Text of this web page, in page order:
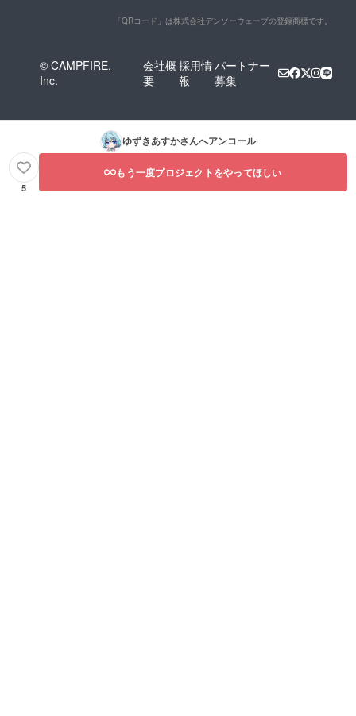
「QRコード」は株式会社デンソーウェーブの登録商標です。
© CAMPFIRE,
Inc.
会社概
要
採用情
報
パートナー
募集
ゆずきあすかさんへアンコール
5
もう一度プロジェクトをやってほしい